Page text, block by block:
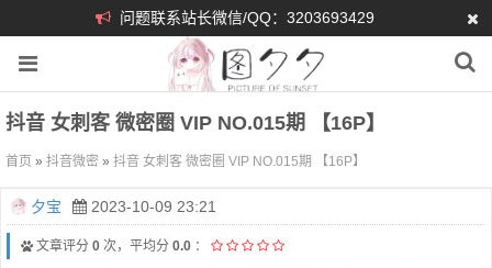
问题联系站长微信/QQ：3203693429
抖音 女刺客 微密圈 VIP NO.015期 【16P】
首页 » 抖音微密 » 抖音 女刺客 微密圈 VIP NO.015期 【16P】
夕宝 2023-10-09 23:21
文章评分 0 次，平均分 0.0 ：